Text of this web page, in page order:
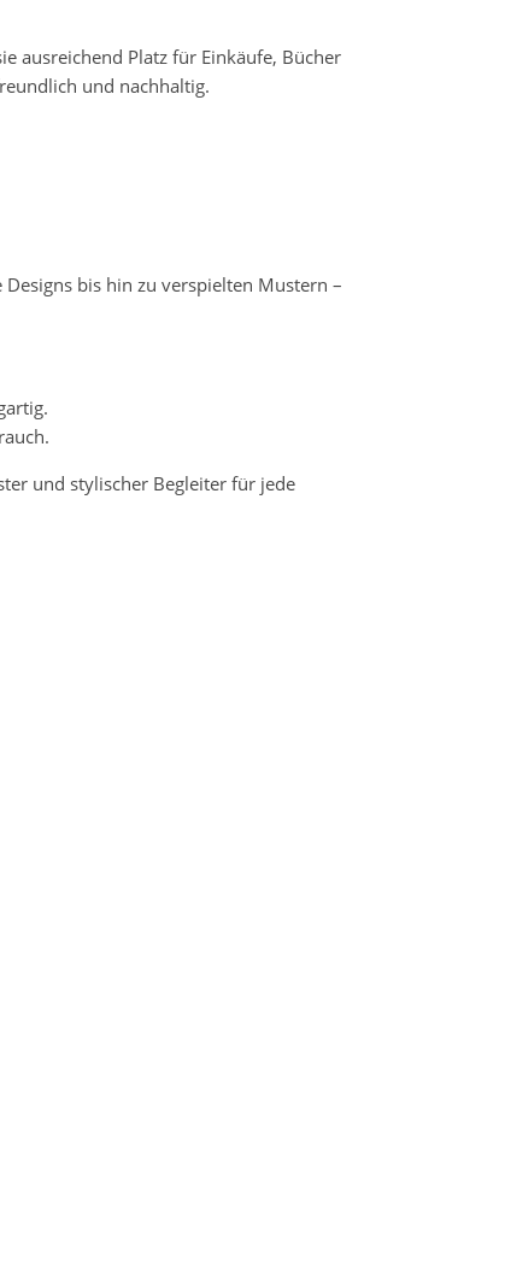
ausreichend Platz für Einkäufe, Bücher
und nachhaltig.
bis hin zu verspielten Mustern –
und stylischer Begleiter für jede